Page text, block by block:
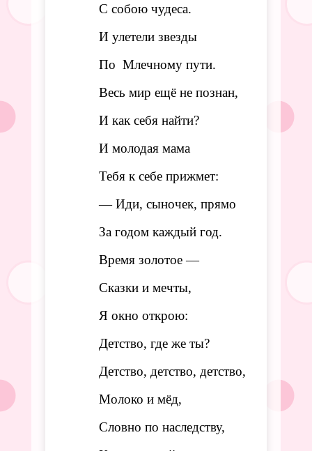
С собою чудеса.
И улетели звезды
По Млечному пути.
Весь мир ещё не познан,
И как себя найти?
И молодая мама
Тебя к себе прижмет:
— Иди, сыночек, прямо
За годом каждый год.
Время золотое—
Сказки и мечты,
Я окно открою:
Детство, где же ты?
Детство, детство, детство,
Молоко и мёд,
Словно по наследству,